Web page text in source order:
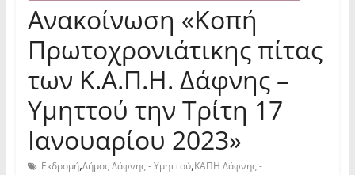
Ανακοίνωση «Κοπή
Πρωτοχρονιάτικης πίτας
των Κ.Α.Π.Η. Δάφνης –
Υμηττού την Τρίτη 17
Ιανουαρίου 2023»
Εκδρομή,Δήμος Δάφνης - Υμηττού,ΚΑΠΗ Δάφνης -